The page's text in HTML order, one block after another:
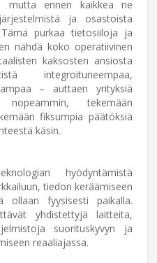
mutta ennen kaikkea ne
ja osastoista
purkaa tietosiiloja ja
nähdä koko operatiivinen
kaksosten ansiosta
integroituneempaa,
– auttaen yrityksiä
tekemään
fiksumpia päätöksiä
käsin.
hyödyntämistä
tiedon keräämiseen
ollaan fyysisesti paikalla.
yhdistettyjä laitteita,
suorituskyvyn ja
reaaliajassa.